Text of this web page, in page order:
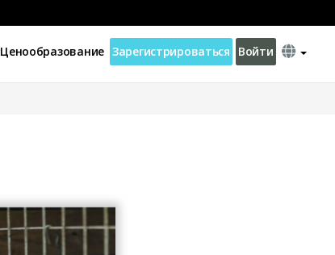
Ценообразование Зарегистрироваться Войти